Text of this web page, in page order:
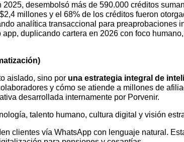
desembolsó más de 590.000 créditos
millones y el 68% de los créditos fueron
analítica transaccional para preaprobaciones
duplicando cartera en 2026 con foco
aislado, sino por una estrategia integral de
y cómo se atiende a millones de
desarrollada internamente por Porvenir.
talento humano, cultura digital y visión
clientes vía WhatsApp con lenguaje natural.